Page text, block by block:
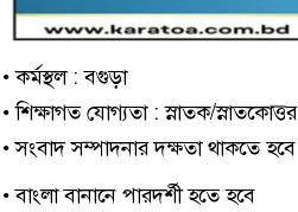
• কর্মস্থল : বগুড়া
• শিক্ষাগত যোগ্যতা : স্নাতক/স্নাতকোত্তর
• সংবাদ সম্পাদনার দক্ষতা থাকতে হবে
• বাংলা বানানে পারদর্শী হতে হবে